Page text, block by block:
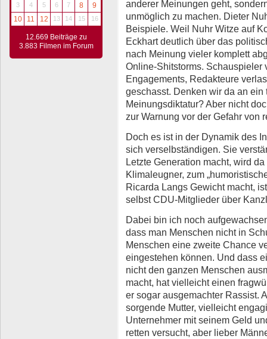
3
4 5 6 7 8
9
10
11 12 13 14 15 16
12.669 Beiträge zu
3.883 Filmen im Forum
anderer Meinungen geht,
unmöglich zu machen. Dieter
Beispiele. Weil Nuhr Witze auf
Eckhart deutlich über das
nach Meinung vieler komplett
Online-Shitstorms. Schauspieler
Engagements, Redakteure
geschasst. Denken wir da an
Meinungsdiktatur? Aber nicht
zur Warnung vor der Gefahr von
Doch es ist in der Dynamik des
sich verselbständigen. Sie
Letzte Generation macht, wird
Klimaleugner, zum
Ricarda Langs Gewicht macht,
selbst CDU-Mitglieder über
Dabei bin ich noch
dass man Menschen nicht in
Menschen eine zweite Chance
eingestehen können. Und dass
nicht den ganzen Menschen
macht, hat vielleicht einen
er sogar ausgemachter Rassist.
sorgende Mutter, vielleicht
Unternehmer mit seinem Geld
retten versucht, aber lieber